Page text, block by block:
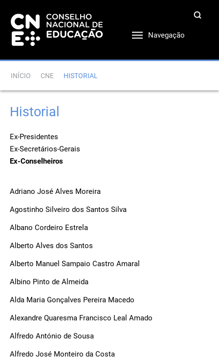
Navegação
INÍCIO CNE HISTORIAL
Historial
Ex-Presidentes
Ex-Secretários-Gerais
Ex-Conselheiros
Adriano José Alves Moreira
Agostinho Silveiro dos Santos Silva
Albano Cordeiro Estrela
Alberto Alves dos Santos
Alberto Manuel Sampaio Castro Amaral
Albino Pinto de Almeida
Alda Maria Gonçalves Pereira Macedo
Alexandre Quaresma Francisco Leal Amado
Alfredo António de Sousa
Alfredo José Monteiro da Costa